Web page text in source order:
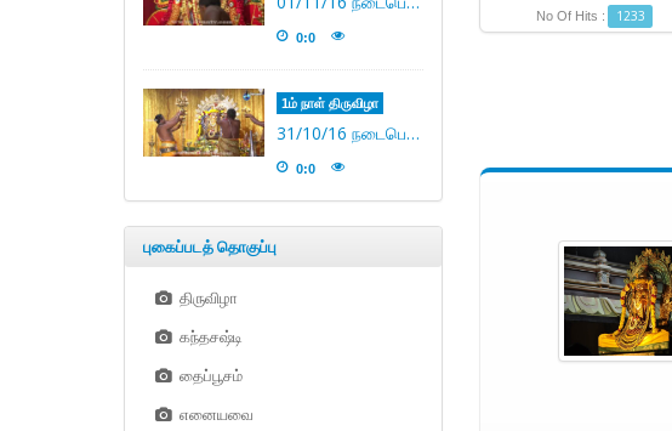
0:0
1ம் நாள் திருவிழா
31/10/16 நடைபெற்ற கந்தசஷ்டி 1ம் நாள் திருவிழா
0:0
புகைப்படத் தொகுப்பு
திருவிழா
கந்தசஷ்டி
தைப்பூசம்
எனையவை
No Of Hits :
1233